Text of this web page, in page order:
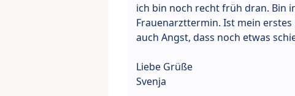
ich bin noch recht früh dran. Bin
Frauenarzttermin. Ist mein
auch Angst, dass noch etwas
Liebe Grüße
Svenja